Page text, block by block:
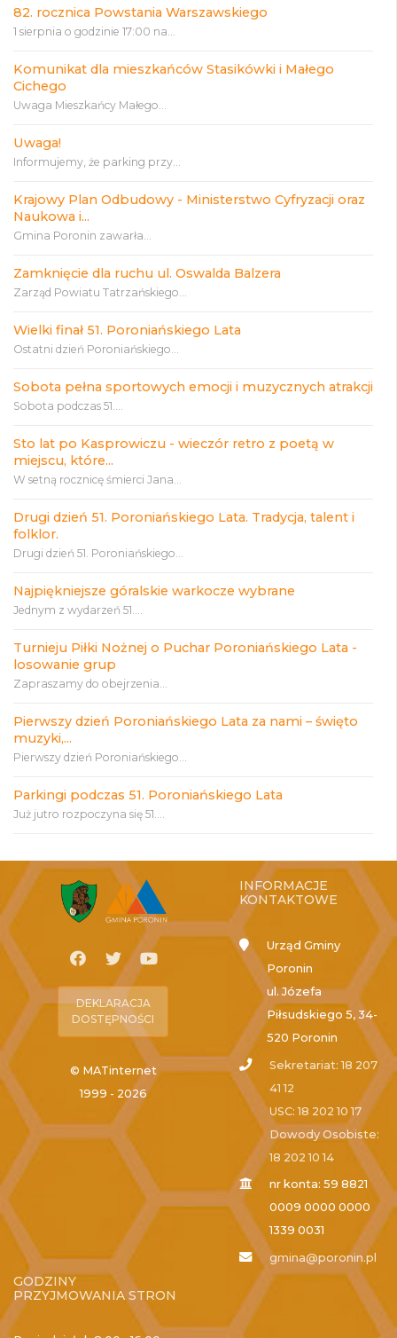
82. rocznica Powstania Warszawskiego
1 sierpnia o godzinie 17:00 na...
Komunikat dla mieszkańców Stasikówki i Małego
Cichego
Uwaga Mieszkańcy Małego...
Uwaga!
Informujemy, że parking przy...
Krajowy Plan Odbudowy - Ministerstwo Cyfryzacji oraz
Naukowa i...
Gmina Poronin zawarła...
Zamknięcie dla ruchu ul. Oswalda Balzera
Zarząd Powiatu Tatrzańskiego...
Wielki finał 51. Poroniańskiego Lata
Ostatni dzień Poroniańskiego...
Sobota pełna sportowych emocji i muzycznych atrakcji
Sobota podczas 51....
Sto lat po Kasprowiczu - wieczór retro z poetą w
miejscu, które...
W setną rocznicę śmierci Jana...
Drugi dzień 51. Poroniańskiego Lata. Tradycja, talent i
folklor.
Drugi dzień 51. Poroniańskiego...
Najpiękniejsze góralskie warkocze wybrane
Jednym z wydarzeń 51....
Turnieju Piłki Nożnej o Puchar Poroniańskiego Lata -
losowanie grup
Zapraszamy do obejrzenia...
Pierwszy dzień Poroniańskiego Lata za nami – święto
muzyki,...
Pierwszy dzień Poroniańskiego...
Parkingi podczas 51. Poroniańskiego Lata
Już jutro rozpoczyna się 51....
DEKLARACJA
DOSTĘPNOŚCI
© MATinternet
1999 - 2026
INFORMACJE
KONTAKTOWE
Urząd Gminy
Poronin
ul. Józefa
Piłsudskiego 5, 34-
520 Poronin
Sekretariat: 18 207
41 12
USC: 18 202 10 17
Dowody Osobiste:
18 202 10 14
nr konta: 59 8821
0009 0000 0000
1339 0031
gmina@poronin.pl
GODZINY
PRZYJMOWANIA STRON